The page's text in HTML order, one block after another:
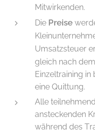
Mitwirkenden.
Die Preise
Umsatzsteuer
gleich nach
Einzeltraining in
eine Quittung.
Alle
ansteckenden
während des